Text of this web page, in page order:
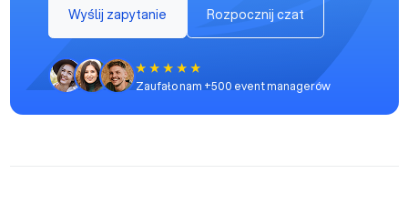
Wyślij zapytanie Rozpocznij czat
Zaufało nam +500 event managerów